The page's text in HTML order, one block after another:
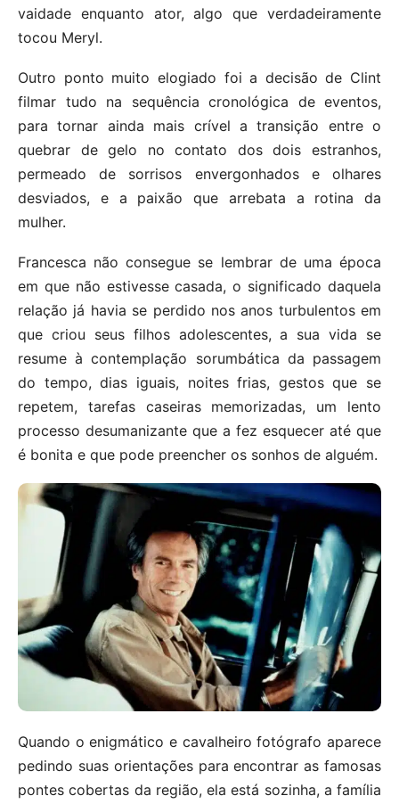
vaidade enquanto ator, algo que verdadeiramente
tocou Meryl.
Outro ponto muito elogiado foi a decisão de Clint
filmar tudo na sequência cronológica de eventos,
para tornar ainda mais crível a transição entre o
quebrar de gelo no contato dos dois estranhos,
permeado de sorrisos envergonhados e olhares
desviados, e a paixão que arrebata a rotina da
mulher.
Francesca não consegue se lembrar de uma época
em que não estivesse casada, o significado daquela
relação já havia se perdido nos anos turbulentos em
que criou seus filhos adolescentes, a sua vida se
resume à contemplação sorumbática da passagem
do tempo, dias iguais, noites frias, gestos que se
repetem, tarefas caseiras memorizadas, um lento
processo desumanizante que a fez esquecer até que
é bonita e que pode preencher os sonhos de alguém.
Quando o enigmático e cavalheiro fotógrafo aparece
pedindo suas orientações para encontrar as famosas
pontes cobertas da região, ela está sozinha, a família